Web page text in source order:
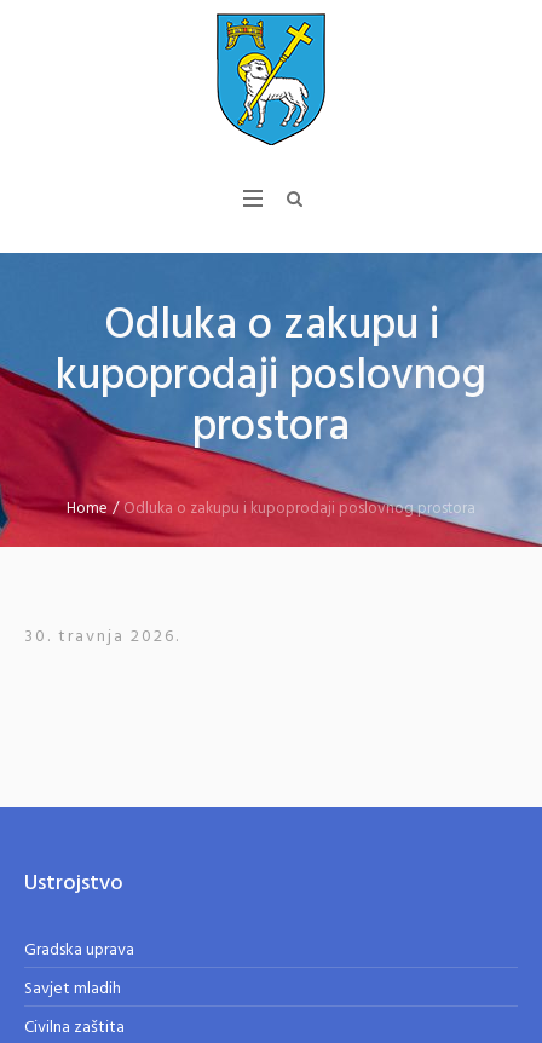
Odluka o zakupu i
kupoprodaji poslovnog
prostora
Home/Odluka o zakupu i kupoprodaji poslovnog prostora
30. travnja 2026.
Ustrojstvo
Gradska uprava
Savjet mladih
Civilna zaštita